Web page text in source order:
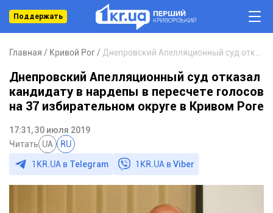
Поддержать
Главная Кривой Рог
Днепровский Апелляционный суд отказал
кандидату в нардепы в пересчете голосов
на 37 избирательном округе в Кривом Роге
17:31, 30 июля 2019
Читать UA RU
1KR.UA в Telegram 1KR.UA вViber